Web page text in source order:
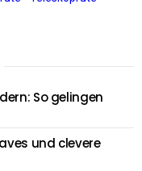
So gelingen
und clevere